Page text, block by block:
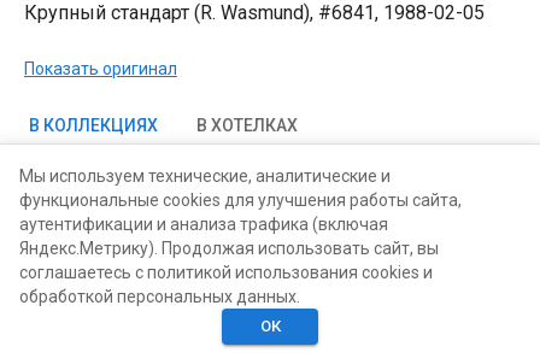
Крупный стандарт (R. Wasmund), #6841, 1988-02-05
Показать оригинал
В КОЛЛЕКЦИЯХ В ХОТЕЛКАХ
Хотелки
Мы используем технические, аналитические и
функциональные cookies для улучшения работы сайта,
аутентификации и анализа трафика (включая
Яндекс.Метрику). Продолжая использовать сайт, вы
соглашаетесь с политикой использования cookies и
обработкой персональных данных.
ОК